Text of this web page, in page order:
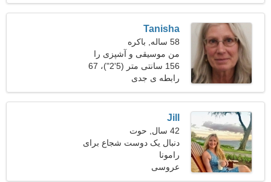
Tanisha
58 ساله, باکره
من موسیقی و آشپزی را
ترجیح می دهم
156 سانتی متر (5'2")، 67
کیلوگرم (147 پوند)
رابطه ی جدی
Jill
42 سال, حوت
دنبال یک دوست شجاع برای
خانواده هستم
رامونا
عروسی